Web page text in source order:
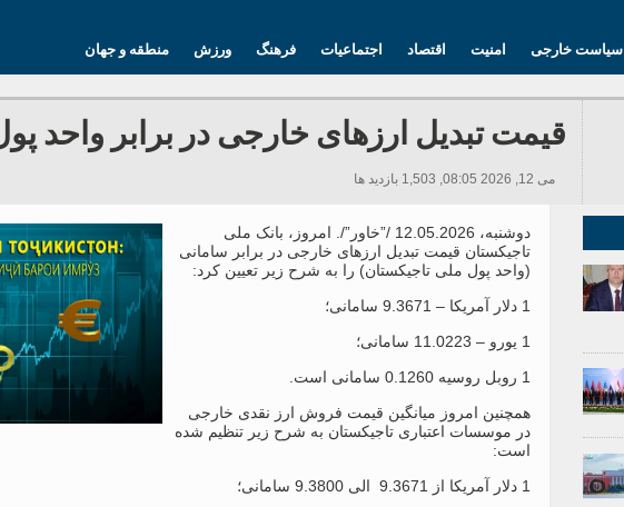
منطقه و جهان ورزش فرهنگ اجتماعیات اقتصاد امنیت سیاست خارجی
قیمت تبدیل ارزهای خارجی در برابر واحد
می 12, 2026 08:05, 1,503 بازدید ها
دوشنبه، 12.05.2026 /”خاور”/. امروز، بانک ملی
تاجیکستان قیمت تبدیل ارزهای خارجی در برابر سامانی
(واحد پول ملی تاجیکستان) را به شرح زیر تعیین کرد:
1 دلار آمریکا – 9.3671 سامانی؛
1 یورو – 11.0223 سامانی؛
1 روبل روسیه 0.1260 سامانی است.
همچنین امروز میانگین قیمت فروش ارز نقدی خارجی
در موسسات اعتباری تاجیکستان به شرح زیر تنظیم شده
است:
1 دلار آمریکا از 9.3671 الی 9.3800 سامانی؛